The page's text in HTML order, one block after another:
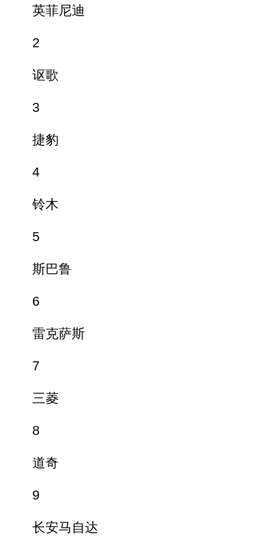
英菲尼迪
2
讴歌
3
捷豹
4
铃木
5
斯巴鲁
6
雷克萨斯
7
三菱
8
道奇
9
长安马自达